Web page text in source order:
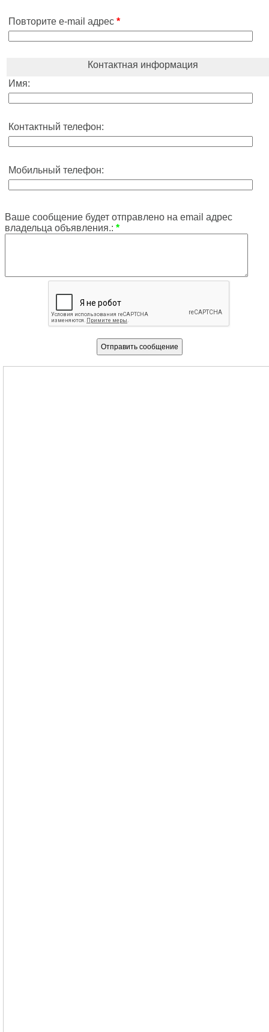
Повторите e-mail адрес *
Контактная информация
Имя:
Контактный телефон:
Мобильный телефон:
Ваше сообщение будет отправлено на email адрес
владельца объявления.: *